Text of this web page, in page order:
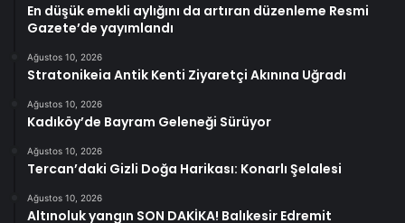
En düşük emekli aylığını da artıran düzenleme Resmi
Gazete’de yayımlandı
Ağustos 10, 2026
Stratonikeia Antik Kenti Ziyaretçi Akınına Uğradı
Ağustos 10, 2026
Kadıköy’de Bayram Geleneği Sürüyor
Ağustos 10, 2026
Tercan’daki Gizli Doğa Harikası: Konarlı Şelalesi
Ağustos 10, 2026
Altınoluk yangın SON DAKİKA! Balıkesir Edremit